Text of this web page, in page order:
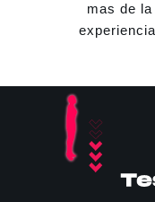
mas de la